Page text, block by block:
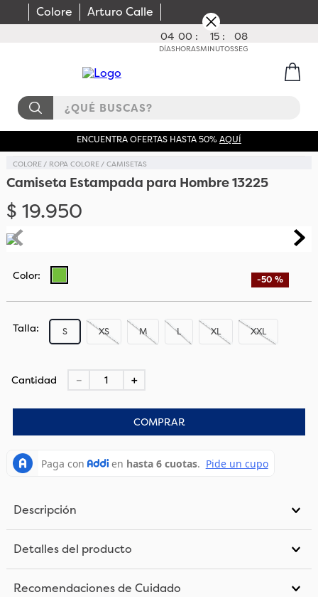
Colore Arturo Calle
04
DÍAS
00 :
HORAS
15:
MINUTOS
07
SEG
¿QUÉ BUSCAS?
ENCUENTRA OFERTAS HASTA 50%AQUÍ
COLORE ROPA COLORE CAMISETAS
Camiseta Estampada para Hombre 13225
$ 19.950
-50 %
Talla XS
S M L XL XXL
Cantidad ＋
－
COMPRAR
Descripción
Detalles del producto
Recomendaciones de Cuidado